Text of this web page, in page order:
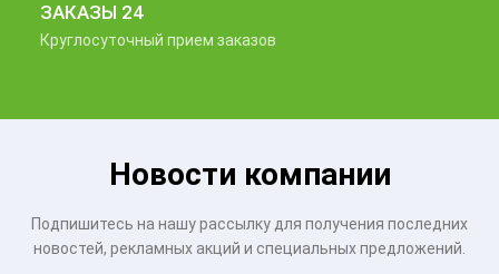
ЗАКАЗЫ 24
Круглосуточный прием заказов
Новости компании
Подпишитесь на нашу рассылку для получения последних
новостей, рекламных акций и специальных предложений.